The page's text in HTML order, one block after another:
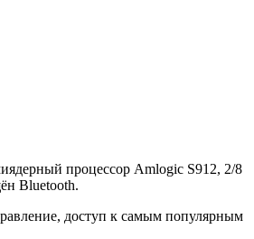
процессор Amlogic S912, 2/8
Bluetooth.
доступ к самым популярным